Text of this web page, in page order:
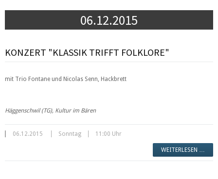
06.12.2015
KONZERT "KLASSIK TRIFFT FOLKLORE"
mit Trio Fontane und Nicolas Senn, Hackbrett
Häggenschwil (TG), Kultur im Bären
06.12.2015 Sonntag 11:00 Uhr
WEITERLESEN …